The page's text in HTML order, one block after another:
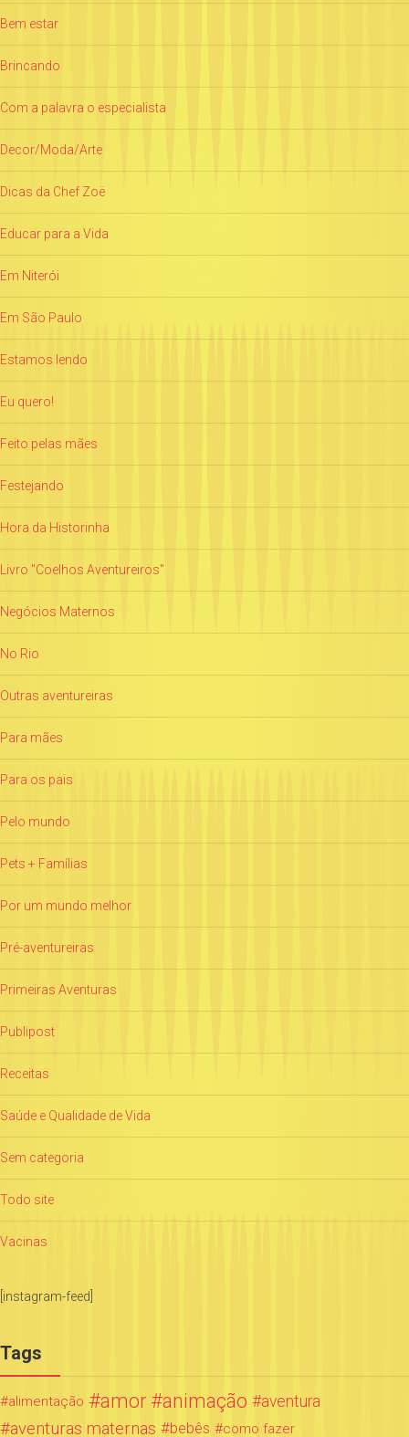
Bem estar
Brincando
Com a palavra o especialista
Decor/Moda/Arte
Dicas da Chef Zoë
Educar para a Vida
Em Niterói
Em São Paulo
Estamos lendo
Eu quero!
Feito pelas mães
Festejando
Hora da Historinha
Livro "Coelhos Aventureiros"
Negócios Maternos
No Rio
Outras aventureiras
Para mães
Para os pais
Pelo mundo
Pets + Famílias
Por um mundo melhor
Pré-aventureiras
Primeiras Aventuras
Publipost
Receitas
Saúde e Qualidade de Vida
Sem categoria
Todo site
Vacinas
[instagram-feed]
Tags
alimentação amor animação aventura
aventuras maternas bebês como fazer